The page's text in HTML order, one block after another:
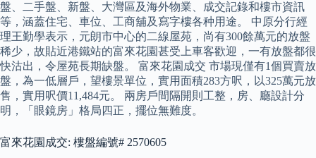
盤、二手盤、新盤、大灣區及海外物業、成交記錄和樓市資訊
等，涵蓋住宅、車位、工商舖及寫字樓各种用途。 中原分行經
理王勤學表示，元朗市中心的二線屋苑，尚有300餘萬元的放盤
稀少，故貼近港鐵站的富來花園甚受上車客歡迎，一有放盤都很
快沽出，令屋苑長期缺盤。 富來花園成交 市場現僅有1個買賣放
盤，為一低層戶，望樓景單位，實用面積283方呎，以325萬元放
售，實用呎價11,484元。 兩房戶間隔開則工整，房、廳設計分
明，「眼鏡房」格局四正，擺位無難度。
富來花園成交: 樓盤編號# 2570605